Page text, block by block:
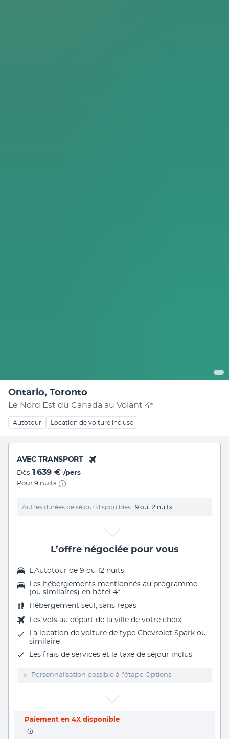
Ontario, Toronto
Le Nord Est du Canada au Volant 4*
Autotour Location de voiture incluse
AVEC TRANSPORT
Dès 1 639 € /pers
Pour 9 nuits
Autres durées de séjour disponibles 9 ou 12 nuits
L’offre négociée pour vous
L'Autotour de 9 ou 12 nuits
Les hébergements mentionnés au programme
(ou similaires) en hôtel 4*
Hébergement seul, sans repas
Les vols au départ de la ville de votre choix
La
location de voiture de type Chevrolet Spark ou
similaire
Les frais de services et la taxe de séjour inclus
Personnalisation possible à l’étape Options.
Paiement en 4X disponible